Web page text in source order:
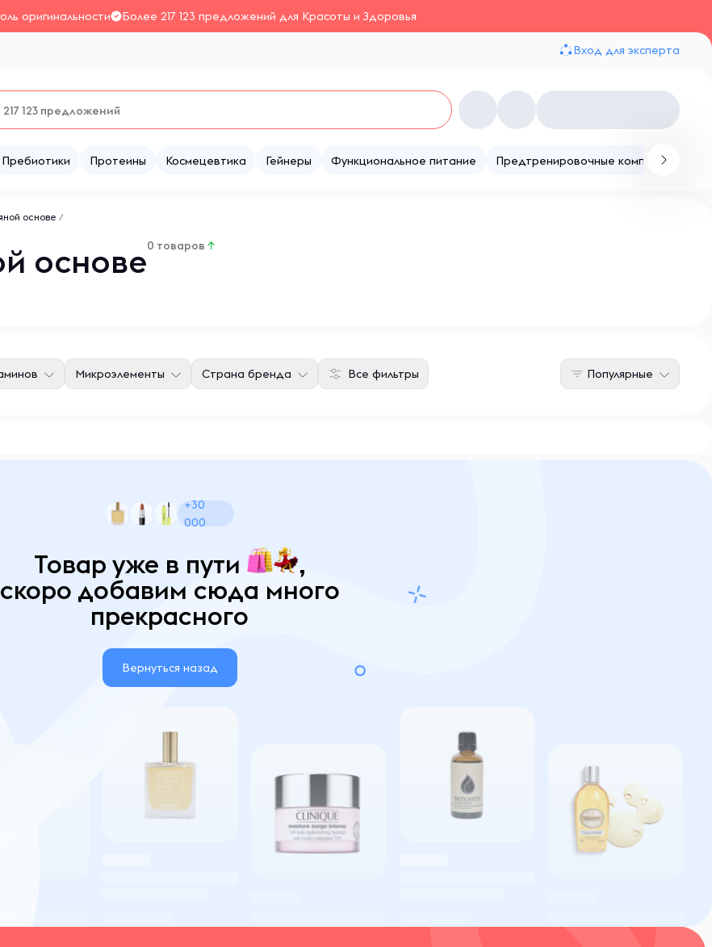
оригинальности Более 217 123 предложений для Красоты и Здоровья
Вход для эксперта
Пребиотики Протеины Космецевтика Гейнеры Функциональное питание Предтренировочные комплексы
основе /
основе0 товаров ↑
Все фильтры
Микроэлементы Страна бренда Популярные
+30
000
Товар уже в пути ,
скоро добавим сюда много
прекрасного
Вернуться назад